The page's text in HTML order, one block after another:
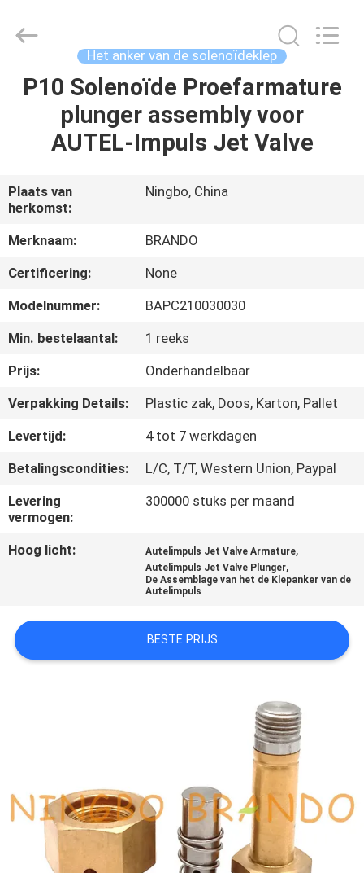
HUIS
PRODUCTEN
OVER
ONS
FABRIEKSTOCHT
NEEM
CONTACT
MET
ONS
EEN
COMPANY
Het anker van de solenoïdeklep
P10 Solenoïde Proefarmature
plunger assembly voor
AUTEL-Impuls Jet Valve
Plaats van
herkomst:
Ningbo, China
Merknaam:
BRANDO
Certificering:
None
Modelnummer:
BAPC210030030
Min. bestelaantal:
1 reeks
Prijs:
Onderhandelbaar
Verpakking Details:
Plastic zak, Doos, Karton, Pallet
Levertijd:
4 tot 7 werkdagen
Betalingscondities:
L/C, T/T, Western Union, Paypal
Levering
vermogen:
300000 stuks per maand
Hoog licht: Autelimpuls Jet Valve Armature,
Autelimpuls Jet Valve Plunger,
De Assemblage van het de Klepanker van de
Autelimpuls
BESTE PRIJS